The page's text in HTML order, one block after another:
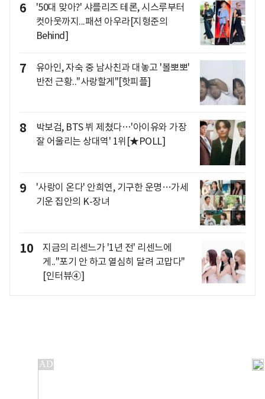
6
'50대 맞아?' 샤를리즈 테론, 시스루부터
컷아웃까지...패션 아우라[지형준의
Behind]
7
유아인, 자숙 중 남사친과 대놓고 '볼뽀뽀'
반전 근황.."사랑할게"[핫피플]
8
박보검, BTS 뷔 제쳤다…'아이유와 가장
잘 어울리는 상대역' 1위[★POLL]
9
'사랑이 온다' 안희연, 기구한 운명…가세
기운 집안의 K-장녀
10
지금의 리센느가 '1년 전' 리센느에
게.."포기 안 하고 열심히 달려 고맙다"
[인터뷰④]